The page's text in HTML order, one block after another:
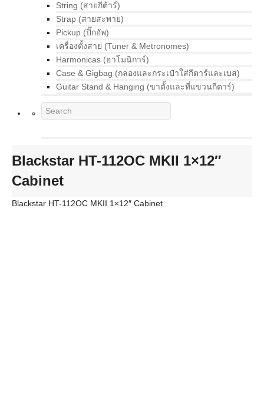
String (สายกีต้าร์)
Strap (สายสะพาย)
Pickup (ปิ๊กอัพ)
เครื่องตั้งสาย (Tuner & Metronomes)
Harmonicas (ฮาโมนิการ์)
Case & Gigbag (กล่องและกระเป๋าใส่กีตาร์และเบส)
Guitar Stand & Hanging (ขาตั้งและที่แขวนกีตาร์)
Blackstar HT-112OC MKII 1×12″
Cabinet
Blackstar HT-112OC MKII 1×12″ Cabinet